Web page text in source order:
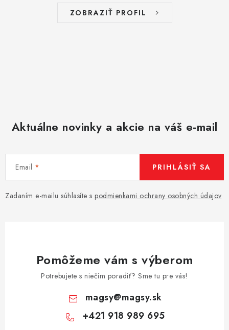
ZOBRAZIŤ PROFIL
Aktuálne novinky a akcie na váš e-mail
Email
Zadaním e-mailu súhlasíte s podmienkami ochrany osobných údajov
PRIHLÁSIŤ SA
Pomôžeme vám s výberom
Potrebujete s niečím poradiť? Sme tu pre vás!
magsy@magsy.sk
+421 918 989 695